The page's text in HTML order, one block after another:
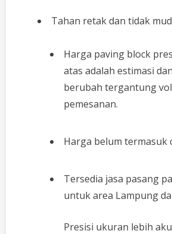
Tahan retak dan tidak
Harga paving block
atas adalah estimasi
berubah tergantung
pemesanan.
Harga belum termasuk
Tersedia jasa pasang
untuk area Lampung
Presisi ukuran lebih aku